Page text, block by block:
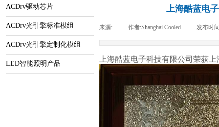
ACDrv驱动芯片
ACDrv光引擎标准模组
ACDrv光引擎定制化模组
LED智能照明产品
上海酷蓝电
来源: 作者:Shanghai Cooled 发布时
上海酷蓝电子科技有限公司荣获